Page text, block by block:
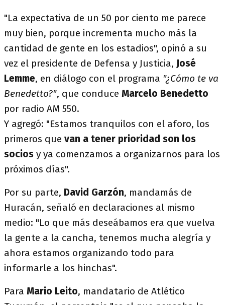
"La expectativa de un 50 por ciento me parece
muy bien, porque incrementa mucho más la
cantidad de gente en los estadios", opinó a su
vez el presidente de Defensa y Justicia, José
Lemme, en diálogo con el programa "¿Cómo te va
Benedetto?", que conduce Marcelo Benedetto
por radio AM 550.
Y agregó: "Estamos tranquilos con el aforo, los
primeros que van a tener prioridad son los
socios y ya comenzamos a organizarnos para los
próximos días".
Por su parte, David Garzón, mandamás de
Huracán, señaló en declaraciones al mismo
medio: "Lo que más deseábamos era que vuelva
la gente a la cancha, tenemos mucha alegría y
ahora estamos organizando todo para
informarle a los hinchas".
Para Mario Leito, mandatario de Atlético